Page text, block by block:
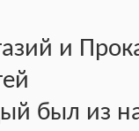
и
был из